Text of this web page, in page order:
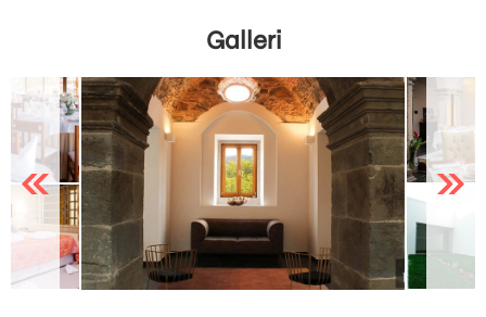
Galleri
Previous Next